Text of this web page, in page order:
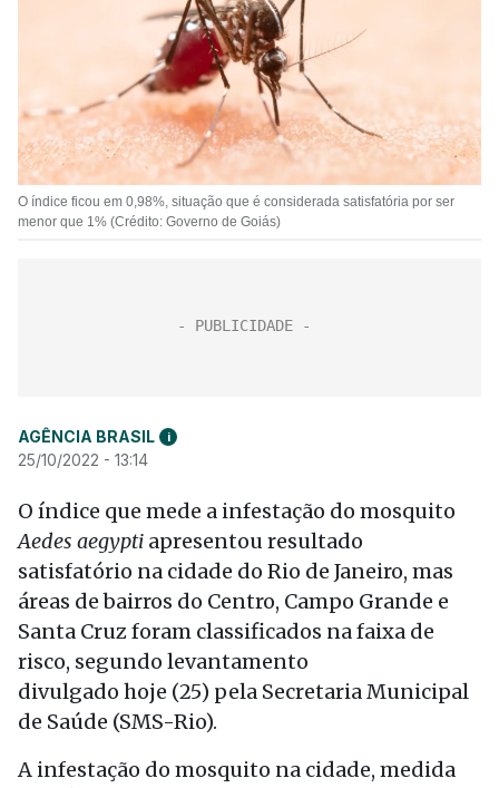
O índice ficou em 0,98%, situação que é considerada satisfatória por ser
menor que 1% (Crédito: Governo de Goiás)
AGÊNCIA BRASIL i
25/10/2022 - 13:14
O índice que mede a infestação do mosquito
Aedes aegypti apresentou resultado
satisfatório na cidade do Rio de Janeiro, mas
áreas de bairros do Centro, Campo Grande e
Santa Cruz foram classificados na faixa de
risco, segundo levantamento
divulgado hoje (25) pela Secretaria Municipal
de Saúde (SMS-Rio).
A infestação do mosquito na cidade, medida